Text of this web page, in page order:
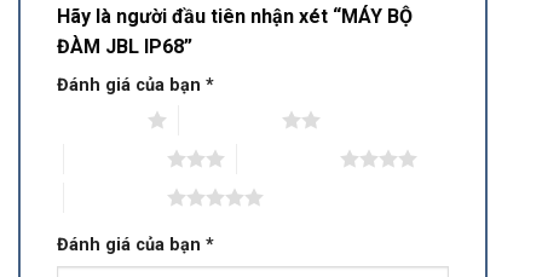
Hãy là người đầu tiên nhận xét “MÁY BỘ
ĐÀM JBL IP68”
Đánh giá của bạn *
Đánh giá của bạn *